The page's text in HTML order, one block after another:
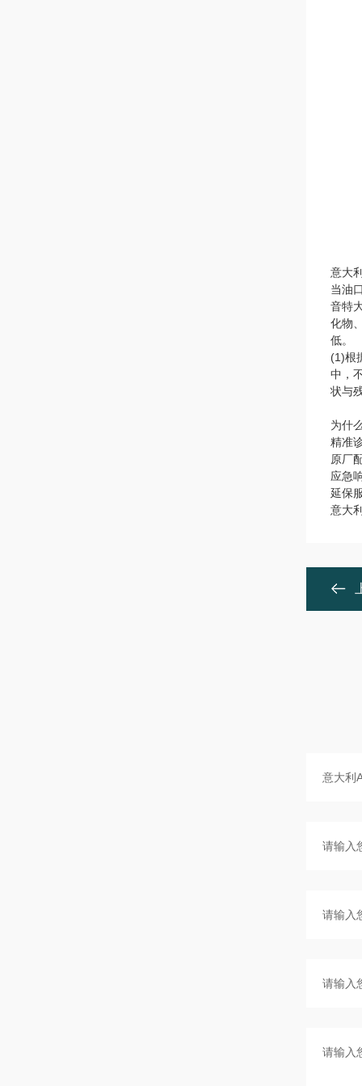
意大
当油
音特
化物
低。
(1)根
中，
状与
为什
精准
原厂
应急
延保
意大